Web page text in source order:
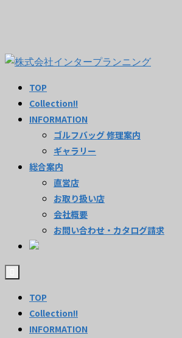
TOP
Collection!!
INFORMATION
ゴルフバッグ 修理案内
ギャラリー
総合案内
直営店
お取り扱い店
会社概要
お問い合わせ・カタログ請求
TOP
Collection!!
INFORMATION